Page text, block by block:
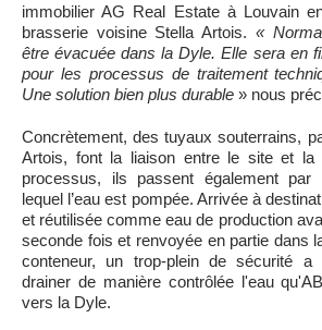
immobilier AG Real Estate à Louvain
brasserie voisine Stella Artois. «
être évacuée dans la Dyle. Elle sera en
pour les processus de traitement
Une solution bien plus durable » nous
Concrètement, des tuyaux souterrains,
Artois, font la liaison entre le site et la
processus, ils passent également par
lequel l’eau est pompée. Arrivée à
et réutilisée comme eau de production
seconde fois et renvoyée en partie dans
conteneur, un trop-plein de sécurité
drainer de manière contrôlée l'eau
vers la Dyle.